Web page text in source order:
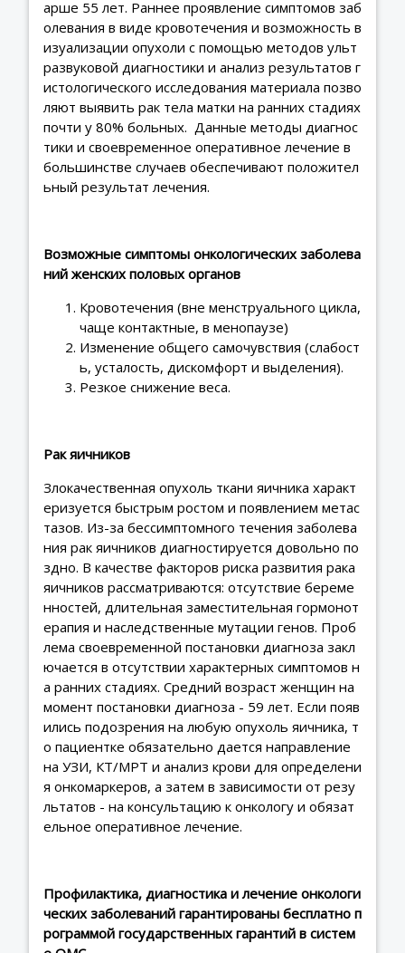
арше 55 лет. Раннее проявление симптомов заб
олевания в виде кровотечения и возможность в
изуализации опухоли с помощью методов ульт
развуковой диагностики и анализ результатов г
истологического исследования материала позво
ляют выявить рак тела матки на ранних стадиях
почти у 80% больных. Данные методы диагнос
тики и своевременное оперативное лечение в
большинстве случаев обеспечивают положител
ьный результат лечения.
Возможные симптомы онкологических заболева
ний женских половых органов
Кровотечения (вне менструального цикла,
чаще контактные, в менопаузе)
Изменение общего самочувствия (слабост
ь, усталость, дискомфорт и выделения).
Резкое снижение веса.
Рак яичников
Злокачественная опухоль ткани яичника характ
еризуется быстрым ростом и появлением метас
тазов. Из-за бессимптомного течения заболева
ния рак яичников диагностируется довольно по
здно. В качестве факторов риска развития рака
яичников рассматриваются: отсутствие береме
нностей, длительная заместительная гормонот
ерапия и наследственные мутации генов. Проб
лема своевременной постановки диагноза закл
ючается в отсутствии характерных симптомов н
а ранних стадиях. Средний возраст женщин на
момент постановки диагноза - 59 лет. Если появ
ились подозрения на любую опухоль яичника, т
о пациентке обязательно дается направление
на УЗИ, КТ/МРТ и анализ крови для определени
я онкомаркеров, а затем в зависимости от резу
льтатов - на консультацию к онкологу и обязат
ельное оперативное лечение.
Профилактика, диагностика и лечение онкологи
ческих заболеваний гарантированы бесплатно п
рограммой государственных гарантий в систем